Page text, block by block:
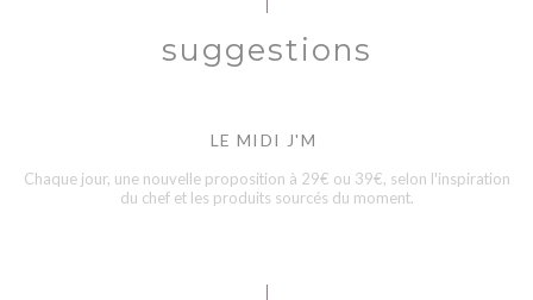
suggestions
LE MIDI J'M
Chaque jour, une nouvelle proposition à 29€ ou 39€, selon l'inspiration
du chef et les produits sourcés du moment.